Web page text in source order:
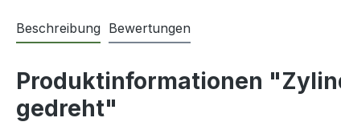
Beschreibung Bewertungen
Produktinformationen
gedreht"